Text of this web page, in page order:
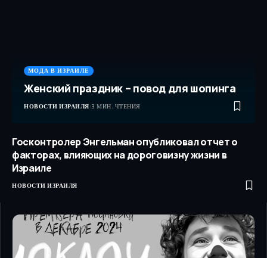
МОДА В ИЗРАИЛЕ
Женский праздник – повод для шопинга
НОВОСТИ ИЗРАИЛЯ 3 МИН. ЧТЕНИЯ
Госконтролер Энгельман опубликовал отчет о
факторах, влияющих на дороговизну жизни в
Израиле
НОВОСТИ ИЗРАИЛЯ